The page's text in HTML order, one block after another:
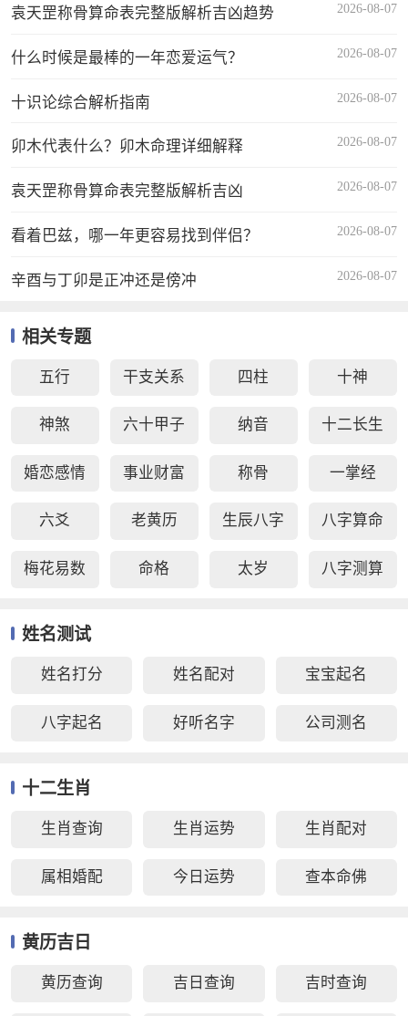
袁天罡称骨算命表完整版解析吉凶趋势 2026-08-07
什么时候是最棒的一年恋爱运气？ 2026-08-07
十识论综合解析指南 2026-08-07
卯木代表什么？卯木命理详细解释 2026-08-07
袁天罡称骨算命表完整版解析吉凶 2026-08-07
看着巴兹，哪一年更容易找到伴侣？ 2026-08-07
辛酉与丁卯是正冲还是傍冲 2026-08-07
相关专题
五行 干支关系 四柱 十神
神煞 六十甲子 纳音 十二长生
婚恋感情 事业财富 称骨 一掌经
六爻 老黄历 生辰八字 八字算命
梅花易数 命格 太岁 八字测算
姓名测试
姓名打分 姓名配对 宝宝起名
八字起名 好听名字 公司测名
十二生肖
生肖查询 生肖运势 生肖配对
属相婚配 今日运势 查本命佛
黄历吉日
黄历查询 吉日查询 吉时查询